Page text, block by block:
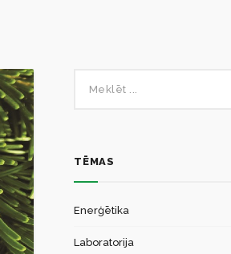
TĒMAS
Enerģētika
Laboratorija